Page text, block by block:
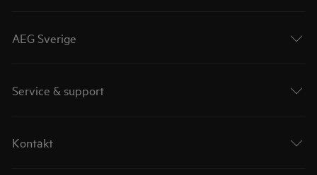
AEG Sverige
Service & support
Kontakt